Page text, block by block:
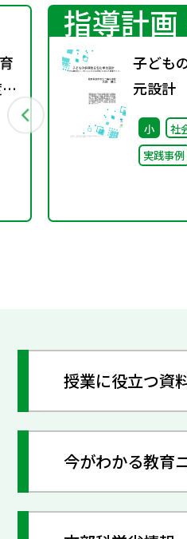
指導計画
子ども
元設計
ースに
に応じ
小 社
実践事例
授業に役立つ資
今がわかる教育